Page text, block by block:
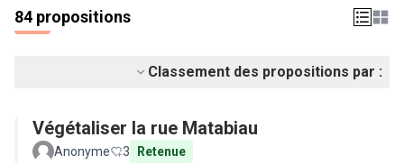
84 propositions
Classement des propositions par :
Végétaliser la rue Matabiau
Anonyme 3 Retenue